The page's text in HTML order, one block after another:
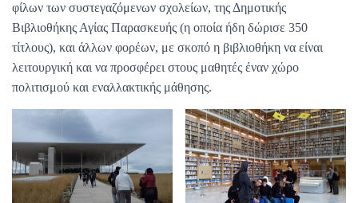
φίλων των συστεγαζόμενων σχολείων, της Δημοτικής
Βιβλιοθήκης Αγίας Παρασκευής (η οποία ήδη δώρισε 350
τίτλους), και άλλων φορέων, με σκοπό η βιβλιοθήκη να είναι
λειτουργική και να προσφέρει στους μαθητές έναν χώρο
πολιτισμού και εναλλακτικής μάθησης.